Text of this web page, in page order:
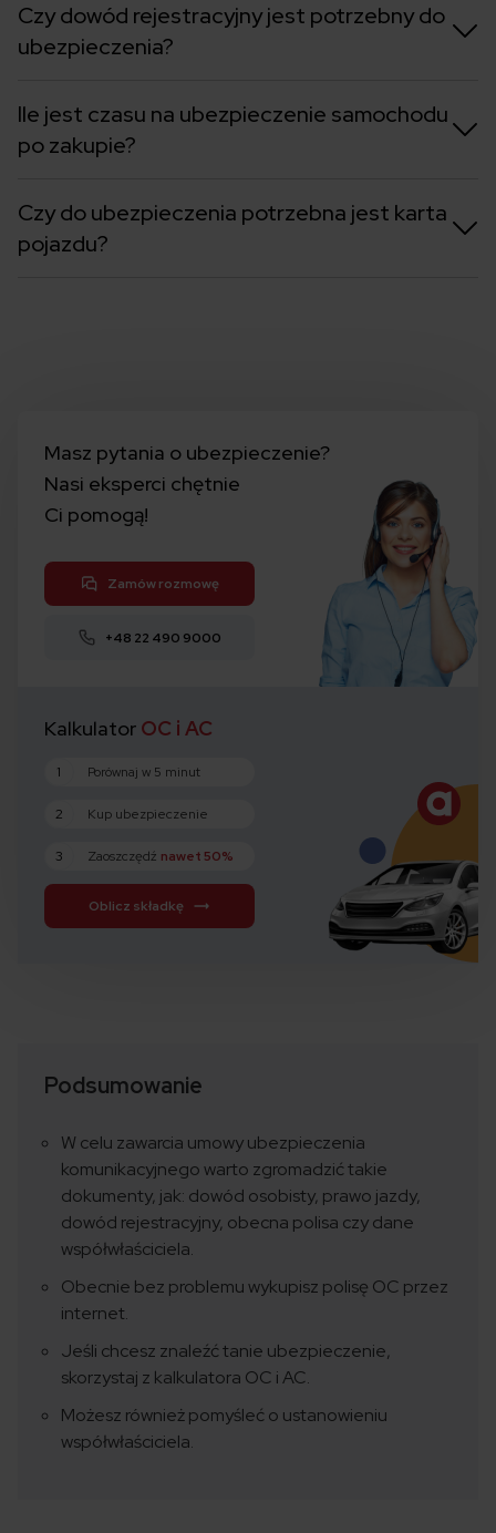
Czy dowód rejestracyjny jest potrzebny do
ubezpieczenia?
Ile jest czasu na ubezpieczenie samochodu
po zakupie?
Czy do ubezpieczenia potrzebna jest karta
pojazdu?
Masz pytania o ubezpieczenie?
Nasi eksperci chętnie
Ci pomogą!
Zamów rozmowę
+48 22 490 9000
Kalkulator OC i AC
1 Porównaj w 5 minut
2 Kup ubezpieczenie
3 Zaoszczędź nawet 50%
Oblicz składkę
Podsumowanie
W celu zawarcia umowy ubezpieczenia
komunikacyjnego warto zgromadzić takie
dokumenty, jak: dowód osobisty, prawo jazdy,
dowód rejestracyjny, obecna polisa czy dane
współwłaściciela.
Obecnie bez problemu wykupisz polisę OC przez
internet.
Jeśli chcesz znaleźć tanie ubezpieczenie,
skorzystaj z kalkulatora OC i AC.
Możesz również pomyśleć o ustanowieniu
współwłaściciela.